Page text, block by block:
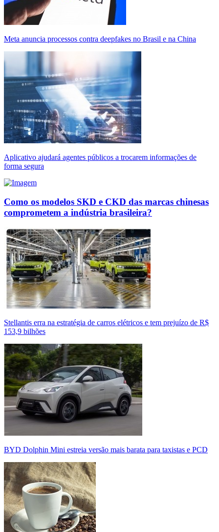
Meta anuncia processos contra deepfakes no Brasil e na China
Aplicativo ajudará agentes públicos a trocarem informações de
forma segura
Como os modelos SKD e CKD das marcas chinesas
comprometem a indústria brasileira?
Stellantis erra na estratégia de carros elétricos e tem prejuízo de R$
153,9 bilhões
BYD Dolphin Mini estreia versão mais barata para taxistas e PCD